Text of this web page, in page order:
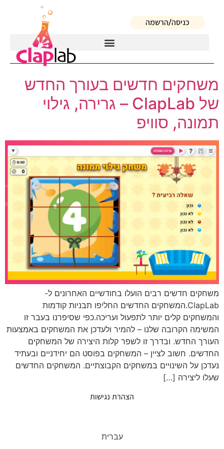
כניסה/הרשמה
משחקים חדשים בעורך החדש
של ClapLab – גרירה, גילוי
תמונה, סוויפ
משחקים חדשים רבים הועלו בחודשיים האחרונים ל-
ClapLab.המשחקים החדשים החליפו תבניות קודמות
והמשחקים קלים יותר לתפעול ועריכה.כפי שסיפרנו בעבר זו
המשימה הקרובה שלנו – להמיר ולעדכן את המשחקים באמצעות
העורך החדש. ובדרך זו לשפר קלות היצירה של המשחקים
החדשים. חשוב לציין – המשחקים בפוסט הם יחידניים ובעתיד
נעדכן על השינויים במשחקים הקבוצתיים. המשחקים החדשים
שעלו ליצירה […]
הצהרת נגישות
עברית